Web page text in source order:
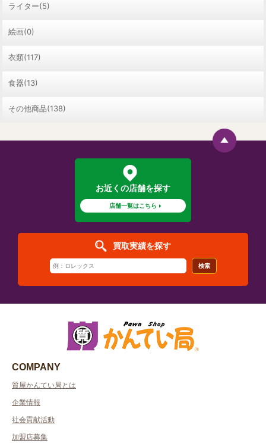
ライター(5)
絵画(0)
衣類(117)
食器(13)
その他商品(138)
お近くの店舗を探す
店舗一覧はこちら
買取実績を探す
検索
COMPANY
質屋かんてい局とは
企業情報
社会貢献活動
加盟店募集